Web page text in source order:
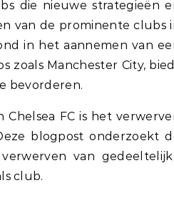
van de prominente clubs
in het aannemen van
zoals Manchester City,
bevorderen.
FC is het
blogpost onderzoekt
van
club.